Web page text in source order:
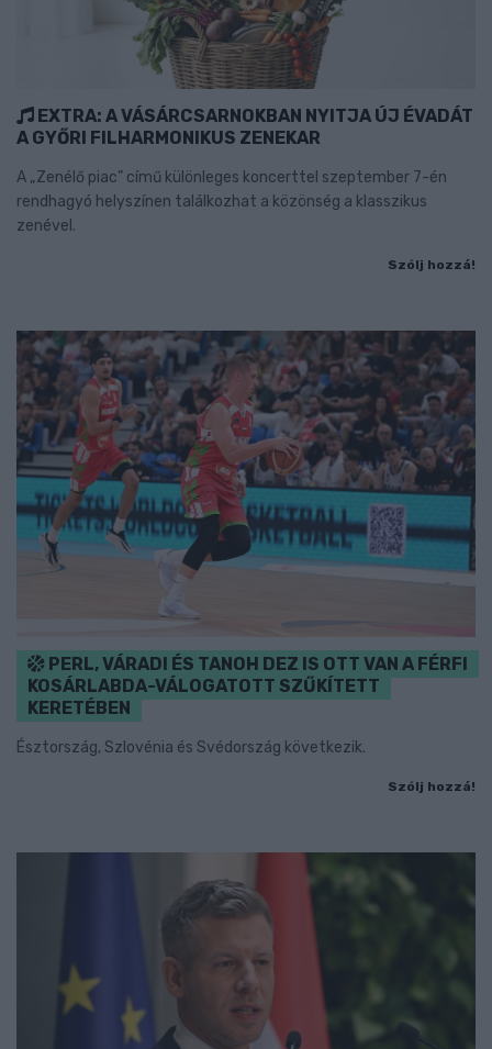
EXTRA: A VÁSÁRCSARNOKBAN NYITJA ÚJ ÉVADÁT
A GYŐRI FILHARMONIKUS ZENEKAR
A „Zenélő piac” című különleges koncerttel szeptember 7-én
rendhagyó helyszínen találkozhat a közönség a klasszikus
zenével.
Szólj hozzá!
PERL, VÁRADI ÉS TANOH DEZ IS OTT VAN A FÉRFI
KOSÁRLABDA-VÁLOGATOTT SZŰKÍTETT
KERETÉBEN
Észtország, Szlovénia és Svédország következik.
Szólj hozzá!